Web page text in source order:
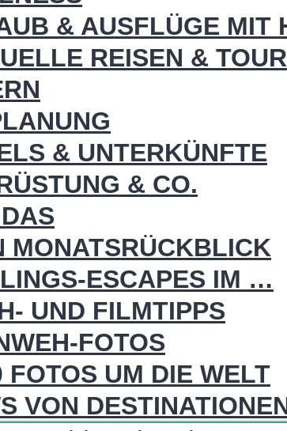
& AUSFLÜGE MIT
REISEN &
& UNTERKÜNFTE
& CO.
MONATSRÜCKBLICK
ESCAPES IM …
UND FILMTIPPS
FOTOS
FOTOS UM DIE WELT
VON